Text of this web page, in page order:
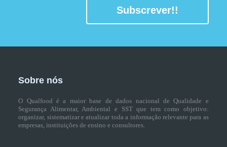
Subscrever!!
Sobre nós
O Qualfood é a maior base de dados nacional de Qualidade e
Segurança Alimentar, Ambiental e SST que tem como objetivo:
organizar, sistematizar e atualizar toda a informação relevante para as
empresas, instituições de ensino e consultores.